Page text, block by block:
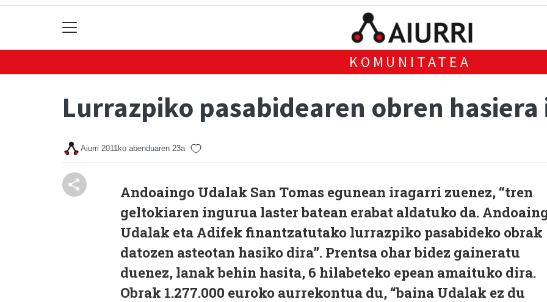
KOMUNITATEA
Lurrazpiko pasabidearen obren
Aiurri 2011ko abenduaren 23a
Andoaingo Udalak San Tomas egunean iragarri zuenez, “tren
geltokiaren ingurua laster batean erabat aldatuko da.
Udalak eta Adifek finantzatutako lurrazpiko pasabideko obrak
datozen asteotan hasiko dira”. Prentsa ohar bidez gaineratu
duenez, lanak behin hasita, 6 hilabeteko epean amaituko dira.
Obrak 1.277.000 euroko aurrekontua du, “baina Udalak ez du